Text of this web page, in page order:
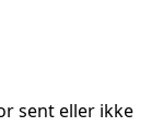
sent eller ikke